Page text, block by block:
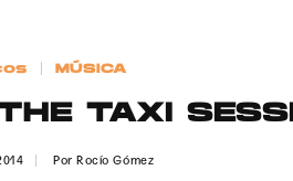
MÚSICA
TAXI
PorRocío Gómez